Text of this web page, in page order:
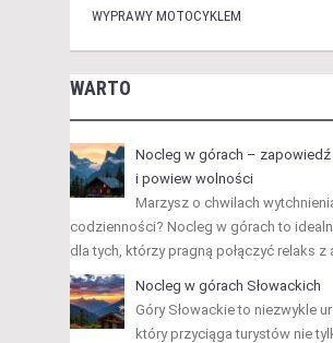
WYPRAWY MOTOCYKLEM
WARTO
Nocleg w górach –
i powiew wolności
Marzysz o chwilach
codzienności? Nocleg w górach to
dla tych, którzy pragną połączyć relaks z
Nocleg w górach Słowackich
Góry Słowackie to niezwykle
który przyciąga turystów nie